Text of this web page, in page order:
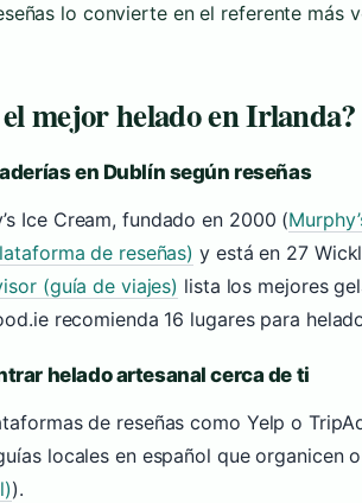
lo convierte en el referente más
mejor helado en Irlanda?
en Dublín según reseñas
Ice Cream, fundado en 2000 (
de reseñas) y está en 27
(guía de viajes) lista los mejores
recomienda 16 lugares para
helado artesanal cerca de ti
de reseñas como Yelp o
locales en español que organicen
).